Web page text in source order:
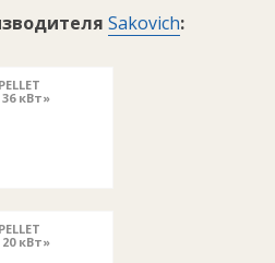
Sakovich:
36 кВт»
20 кВт»